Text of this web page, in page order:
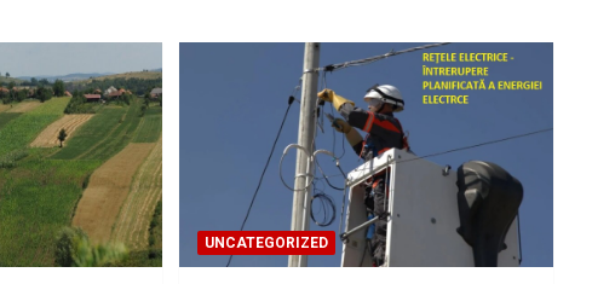
UNCATEGORIZED